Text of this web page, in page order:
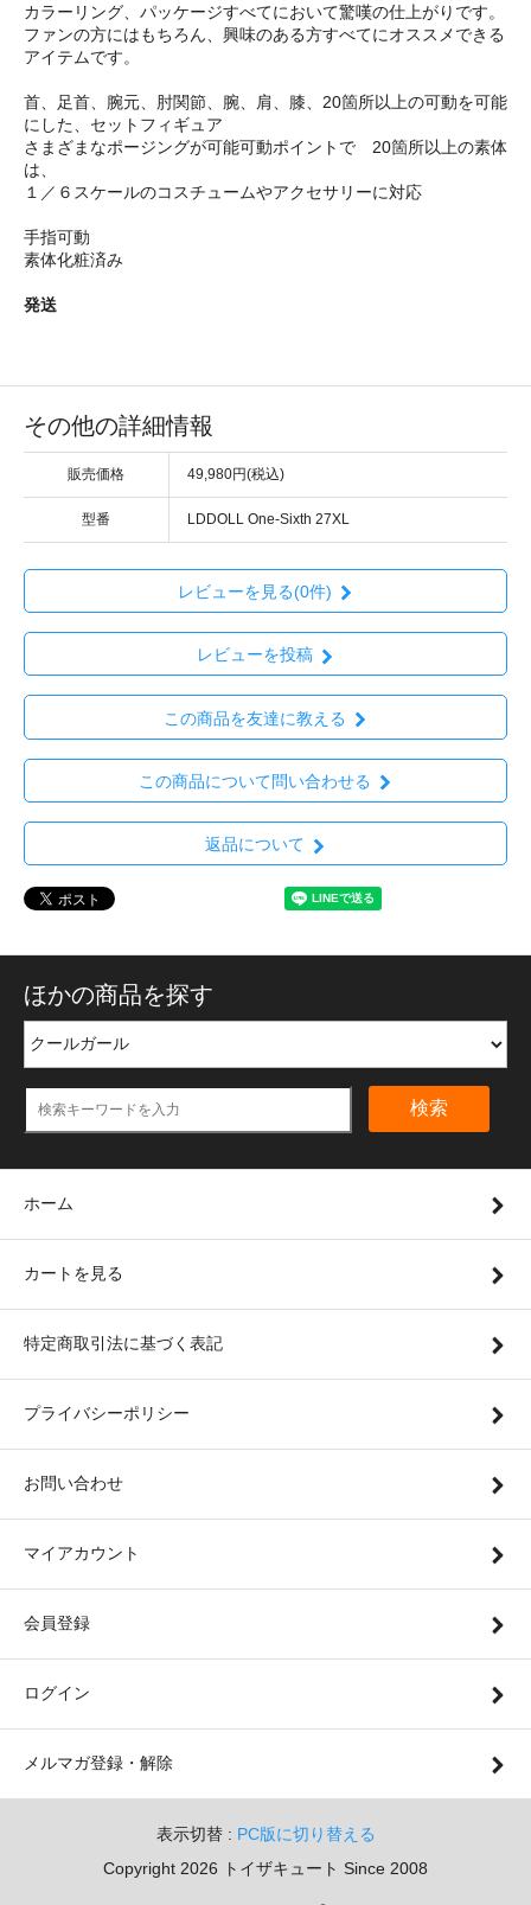
カラーリング、パッケージすべてにおいて驚嘆の仕上がりです。
ファンの方にはもちろん、興味のある方すべてにオススメできる
アイテムです。
首、足首、腕元、肘関節、腕、肩、膝、20箇所以上の可動を可能
にした、セットフィギュア
さまざまなポージングが可能可動ポイントで 20箇所以上の素体
は、
１／６スケールのコスチュームやアクセサリーに対応
手指可動
素体化粧済み
発送
その他の詳細情報
販売価格 49,980円(税込)
型番 LDDOLL One-Sixth 27XL
レビューを見る(0件)
レビューを投稿
この商品を友達に教える
この商品について問い合わせる
返品について
ほかの商品を探す
検索
ホーム
カートを見る
特定商取引法に基づく表記
プライバシーポリシー
お問い合わせ
マイアカウント
会員登録
ログイン
メルマガ登録・解除
表示切替 : PC版に切り替える
Copyright 2026 トイザキュート Since 2008